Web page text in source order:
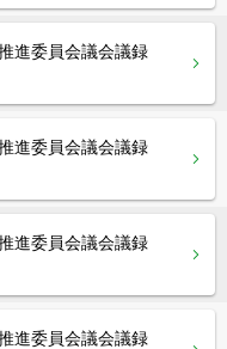
進委員会議会議録
進委員会議会議録
進委員会議会議録
進委員会議会議録